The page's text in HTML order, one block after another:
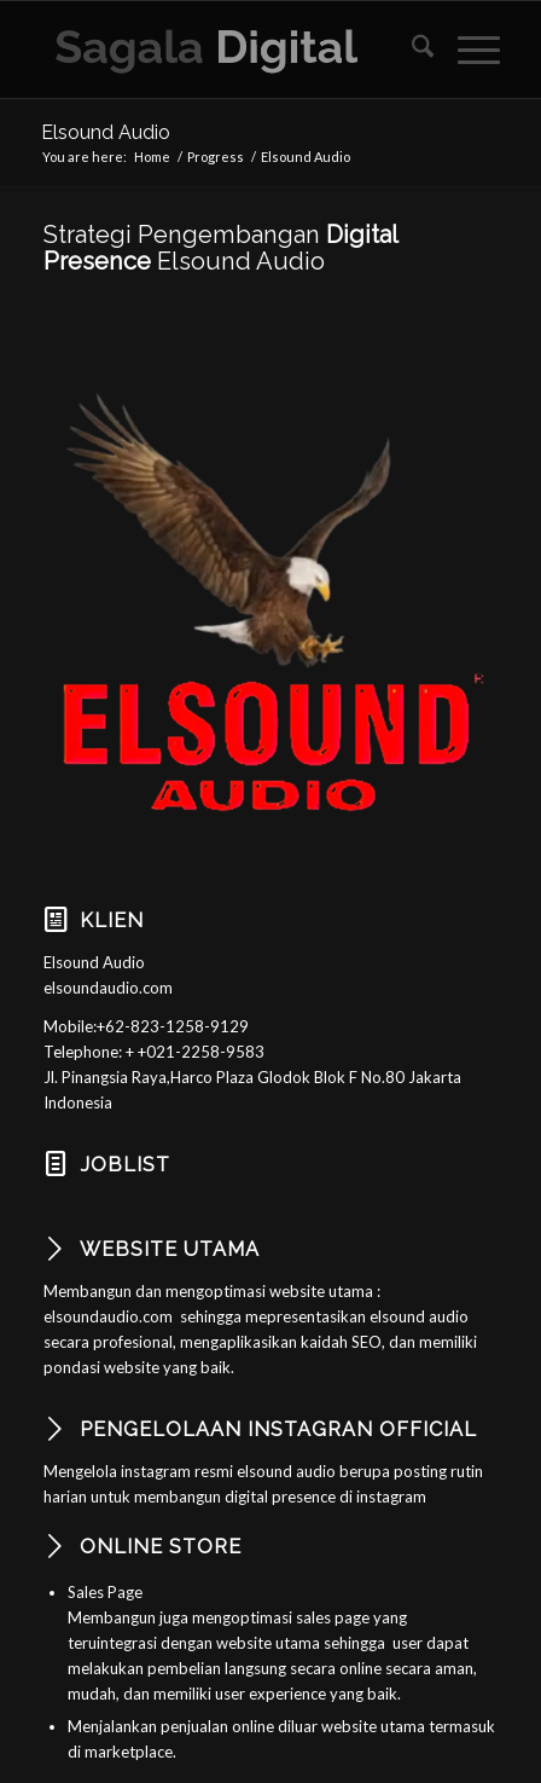
Elsound Audio
You are here: Home / Progress / Elsound Audio
Strategi Pengembangan Digital
Presence Elsound Audio
KLIEN
Elsound Audio
elsoundaudio.com
Mobile:+62-823-1258-9129
Telephone: + +021-2258-9583
Jl. Pinangsia Raya,Harco Plaza Glodok Blok F No.80 Jakarta
Indonesia
JOBLIST
WEBSITE UTAMA
Membangun dan mengoptimasi website utama :
elsoundaudio.com sehingga mepresentasikan elsound audio
secara profesional, mengaplikasikan kaidah SEO, dan memiliki
pondasi website yang baik.
PENGELOLAAN INSTAGRAN OFFICIAL
Mengelola instagram resmi elsound audio berupa posting rutin
harian untuk membangun digital presence di instagram
ONLINE STORE
Sales Page
Membangun juga mengoptimasi sales page yang
teruintegrasi dengan website utama sehingga user dapat
melakukan pembelian langsung secara online secara aman,
mudah, dan memiliki user experience yang baik.
Menjalankan penjualan online diluar website utama termasuk
di marketplace.